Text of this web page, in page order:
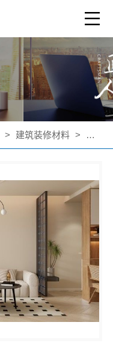
> 建筑装修材料 > 公司